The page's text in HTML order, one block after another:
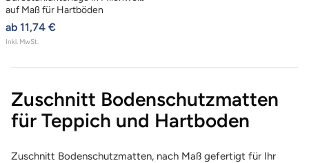
auf Maß für Hartböden
angebotspreis
ab 11,74 €
Inkl. MwSt.
Zuschnitt Bodenschutzmatten
für Teppich und Hartboden
Zuschnitt Bodenschutzmatten, nach Maß gefertigt für Ihr